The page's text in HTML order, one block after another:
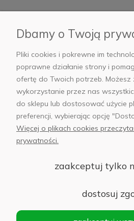
AB Foto
+48 797
© 2025 Wszelkie prawa zastrzeżone.
Sp. z o.o.
Siedziba: 02-486 WARSZAWA,
Dbamy o Twoją
Pliki cookies i pokrewne im
poprawne działanie strony i
ofertę do Twoich potrzeb.
wykorzystanie przez nas
do sklepu lub dostosować użycie
preferencji, wybierając opcję
Więcej o plikach cookies
prywatności.
zaakceptuj tylko
dostosuj